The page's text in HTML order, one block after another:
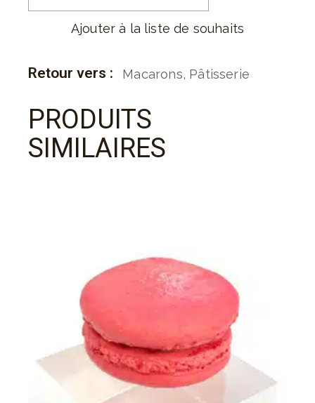
Ajouter à la liste de souhaits
Retour vers : Macarons, Pâtisserie
PRODUITS
SIMILAIRES